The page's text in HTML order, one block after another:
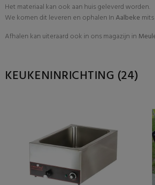
Het materiaal kan ook aan huis geleverd worden.
We komen dit leveren en ophalen In Aalbeke
Afhalen kan uiteraard ook in ons magazijn in
KEUKENINRICHTING (24)